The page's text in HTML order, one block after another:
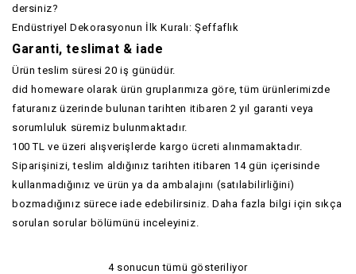
dersiniz?
Endüstriyel Dekorasyonun İlk Kuralı: Şeffaflık
Garanti, teslimat & iade
Ürün teslim süresi 20 iş günüdür.
did homeware olarak ürün gruplarımıza göre, tüm ürünlerimizde
faturanız üzerinde bulunan tarihten itibaren 2 yıl garanti veya
sorumluluk süremiz bulunmaktadır.
100 TL ve üzeri alışverişlerde kargo ücreti alınmamaktadır.
Siparişinizi, teslim aldığınız tarihten itibaren 14 gün içerisinde
kullanmadığınız ve ürün ya da ambalajını (satılabilirliğini)
bozmadığınız sürece iade edebilirsiniz. Daha fazla bilgi için sıkça
sorulan sorular bölümünü inceleyiniz.
4 sonucun tümü gösteriliyor